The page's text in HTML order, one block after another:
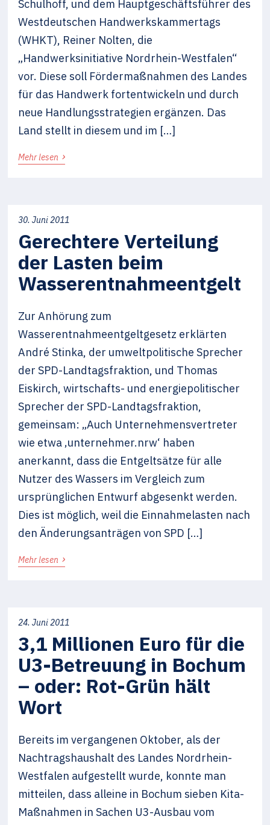
Schulhoff, und dem Hauptgeschäftsführer des
Westdeutschen Handwerkskammertags
(WHKT), Reiner Nolten, die
„Handwerksinitiative Nordrhein-Westfalen“
vor. Diese soll Fördermaßnahmen des Landes
für das Handwerk fortentwickeln und durch
neue Handlungsstrategien ergänzen. Das
Land stellt in diesem und im […]
Mehr lesen ›
30. Juni 2011
Gerechtere Verteilung
der Lasten beim
Wasserentnahmeentgelt
Zur Anhörung zum
Wasserentnahmeentgeltgesetz erklärten
André Stinka, der umweltpolitische Sprecher
der SPD-Landtagsfraktion, und Thomas
Eiskirch, wirtschafts- und energiepolitischer
Sprecher der SPD-Landtagsfraktion,
gemeinsam: „Auch Unternehmensvertreter
wie etwa ‚unternehmer.nrw‘ haben
anerkannt, dass die Entgeltsätze für alle
Nutzer des Wassers im Vergleich zum
ursprünglichen Entwurf abgesenkt werden.
Dies ist möglich, weil die Einnahmelasten nach
den Änderungsanträgen von SPD […]
Mehr lesen ›
24. Juni 2011
3,1 Millionen Euro für die
U3-Betreuung in Bochum
– oder: Rot-Grün hält
Wort
Bereits im vergangenen Oktober, als der
Nachtragshaushalt des Landes Nordrhein-
Westfalen aufgestellt wurde, konnte man
mitteilen, dass alleine in Bochum sieben Kita-
Maßnahmen in Sachen U3-Ausbau vom